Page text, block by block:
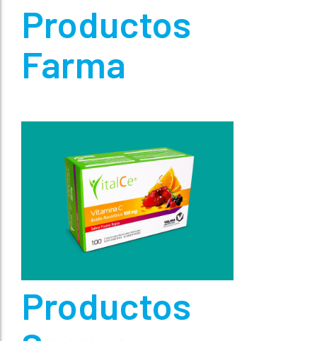
Productos
Farma
Productos